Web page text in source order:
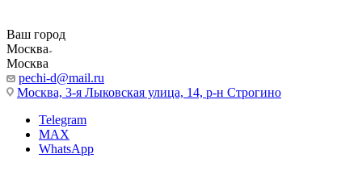
Ваш город
Москва
Москва
pechi-d@mail.ru
Москва, 3-я Лыковская улица, 14, р-н Строгино
Telegram
MAX
WhatsApp